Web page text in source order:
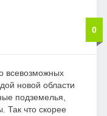
0
всевозможных
новой области
подземелья,
Так что скорее